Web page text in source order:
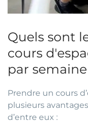
Quels sont
cours
par
Prendre un cours
plusieurs
d’entre eux :